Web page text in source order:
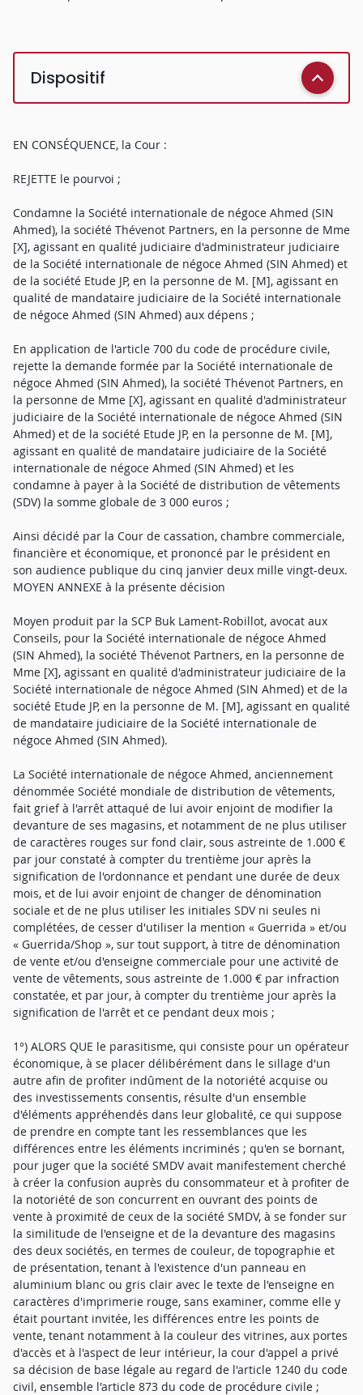
Dispositif
EN CONSÉQUENCE, la Cour :
REJETTE le pourvoi ;
Condamne la Société internationale de négoce Ahmed (SIN
Ahmed), la société Thévenot Partners, en la personne de Mme
[X], agissant en qualité judiciaire d'administrateur judiciaire
de la Société internationale de négoce Ahmed (SIN Ahmed) et
de la société Etude JP, en la personne de M. [M], agissant en
qualité de mandataire judiciaire de la Société internationale
de négoce Ahmed (SIN Ahmed) aux dépens ;
En application de l'article 700 du code de procédure civile,
rejette la demande formée par la Société internationale de
négoce Ahmed (SIN Ahmed), la société Thévenot Partners, en
la personne de Mme [X], agissant en qualité d'administrateur
judiciaire de la Société internationale de négoce Ahmed (SIN
Ahmed) et de la société Etude JP, en la personne de M. [M],
agissant en qualité de mandataire judiciaire de la Société
internationale de négoce Ahmed (SIN Ahmed) et les
condamne à payer à la Société de distribution de vêtements
(SDV) la somme globale de 3 000 euros ;
Ainsi décidé par la Cour de cassation, chambre commerciale,
financière et économique, et prononcé par le président en
son audience publique du cinq janvier deux mille vingt-deux.
MOYEN ANNEXE à la présente décision
Moyen produit par la SCP Buk Lament-Robillot, avocat aux
Conseils, pour la Société internationale de négoce Ahmed
(SIN Ahmed), la société Thévenot Partners, en la personne de
Mme [X], agissant en qualité d'administrateur judiciaire de la
Société internationale de négoce Ahmed (SIN Ahmed) et de la
société Etude JP, en la personne de M. [M], agissant en qualité
de mandataire judiciaire de la Société internationale de
négoce Ahmed (SIN Ahmed).
La Société internationale de négoce Ahmed, anciennement
dénommée Société mondiale de distribution de vêtements,
fait grief à l'arrêt attaqué de lui avoir enjoint de modifier la
devanture de ses magasins, et notamment de ne plus utiliser
de caractères rouges sur fond clair, sous astreinte de 1.000 €
par jour constaté à compter du trentième jour après la
signification de l'ordonnance et pendant une durée de deux
mois, et de lui avoir enjoint de changer de dénomination
sociale et de ne plus utiliser les initiales SDV ni seules ni
complétées, de cesser d'utiliser la mention « Guerrida » et/ou
« Guerrida/Shop », sur tout support, à titre de dénomination
de vente et/ou d'enseigne commerciale pour une activité de
vente de vêtements, sous astreinte de 1.000 € par infraction
constatée, et par jour, à compter du trentième jour après la
signification de l'arrêt et ce pendant deux mois ;
1°) ALORS QUE le parasitisme, qui consiste pour un opérateur
économique, à se placer délibérément dans le sillage d'un
autre afin de profiter indûment de la notoriété acquise ou
des investissements consentis, résulte d'un ensemble
d'éléments appréhendés dans leur globalité, ce qui suppose
de prendre en compte tant les ressemblances que les
différences entre les éléments incriminés ; qu'en se bornant,
pour juger que la société SMDV avait manifestement cherché
à créer la confusion auprès du consommateur et à profiter de
la notoriété de son concurrent en ouvrant des points de
vente à proximité de ceux de la société SMDV, à se fonder sur
la similitude de l'enseigne et de la devanture des magasins
des deux sociétés, en termes de couleur, de topographie et
de présentation, tenant à l'existence d'un panneau en
aluminium blanc ou gris clair avec le texte de l'enseigne en
caractères d'imprimerie rouge, sans examiner, comme elle y
était pourtant invitée, les différences entre les points de
vente, tenant notamment à la couleur des vitrines, aux portes
d'accès et à l'aspect de leur intérieur, la cour d'appel a privé
sa décision de base légale au regard de l'article 1240 du code
civil, ensemble l'article 873 du code de procédure civile ;